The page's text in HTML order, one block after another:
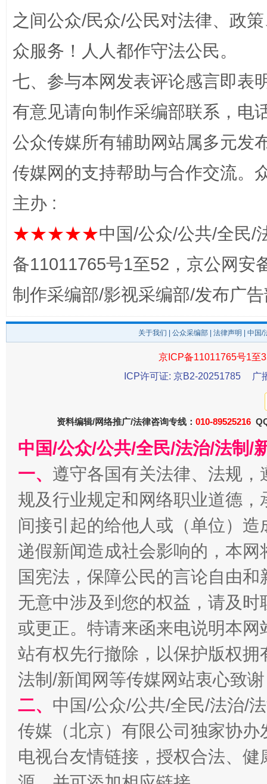
一颗心始终滚烫
法徽映军营 权益有保障
一批国家标准开始实施 从
之间公众/民众/公民对法律、政
众服务！人人都作守法公民。
七、参与本网发表评论感言即表
有意见请向制作采编部联系，电
公众传媒所有辅助网站属多元发
传媒网的支持帮助与合作交流。
主办 :
★★★★★中国/公众/公共/全民/
备11011765号1至52，京公网安
制作采编部/影视采编部/发布广
关于我们 公众采编部 法律声明 | 中国
京ICP备11011765号1至
ICP许可证: 京B2-20251785
广
资料编辑/网络推广/法律咨询专线： 010-89525216
中国/公众/公共/全民/法治/法制/
一、 遵守各国有关法律、法规
规及行业规定和网络职业道德
间接引起的给他人或（单位）
递假新闻造成社会影响的，本
国宪法，保障公民的言论自由
无意中涉及到您的权益，请及
或更正。特请来函来电说明本
站有权先行撤除，以保护版权
法制/新闻网等传媒网站衷心致
二、 中国/公众/公共/全民/法治/
传媒（北京）有限公司独家协
电视台友情链接，授权合法、